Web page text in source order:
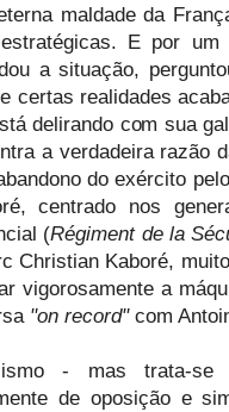
maldade da
E por
a situação,
certas realidades
delirando com sua
a verdadeira razão
do exército
centrado nos
(Régiment de la
Christian Kaboré,
vigorosamente a
"on record"com
- mas trata-se
de oposição e